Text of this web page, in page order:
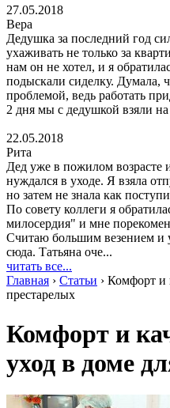
27.05.2018
Вера
Дедушка за последний год
ухаживать не только за
нам он не хотел, и я
подыскали сиделку. Думала,
проблемой, ведь работать
2 дня мы с дедушкой взяли
22.05.2018
Рита
Дед уже в пожилом возрасте
нуждался в уходе. Я взяла
но затем не знала как
По совету коллеги я
милосердия" и мне
Считаю большим везением и
сюда. Татьяна оче...
читать все...
Главная › Статьи › Комфорт и
престарелых
Комфорт и
уход в доме